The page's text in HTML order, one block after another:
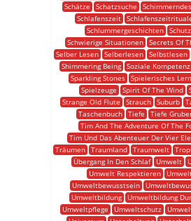
Schätze
Schatzsuche
Schlafenszeit
Schlummergeschichten
Schwierige Situationen
Secrets Of
Selber Lesen
Selberlesen Selbstlesen
Shimmering Being
Soziale Kompetenz
Sparkling Stones Spielerisches
Spielzeuge
Spirit Of The Wind
Strange Old Flute
Strauch Suburb
Taschenbuch Tiefe Tiefe
Tim And The Adventure Of The
Tim Und Das Abenteuer Der Vier
Träumen
Traumland Traumwelt
Übergang In Den Schlaf
Umwelt
Umwelt Respektieren
Umweltbewusstsein
Umweltbildung
Umweltbildung
Umweltpflege
Umweltschutz